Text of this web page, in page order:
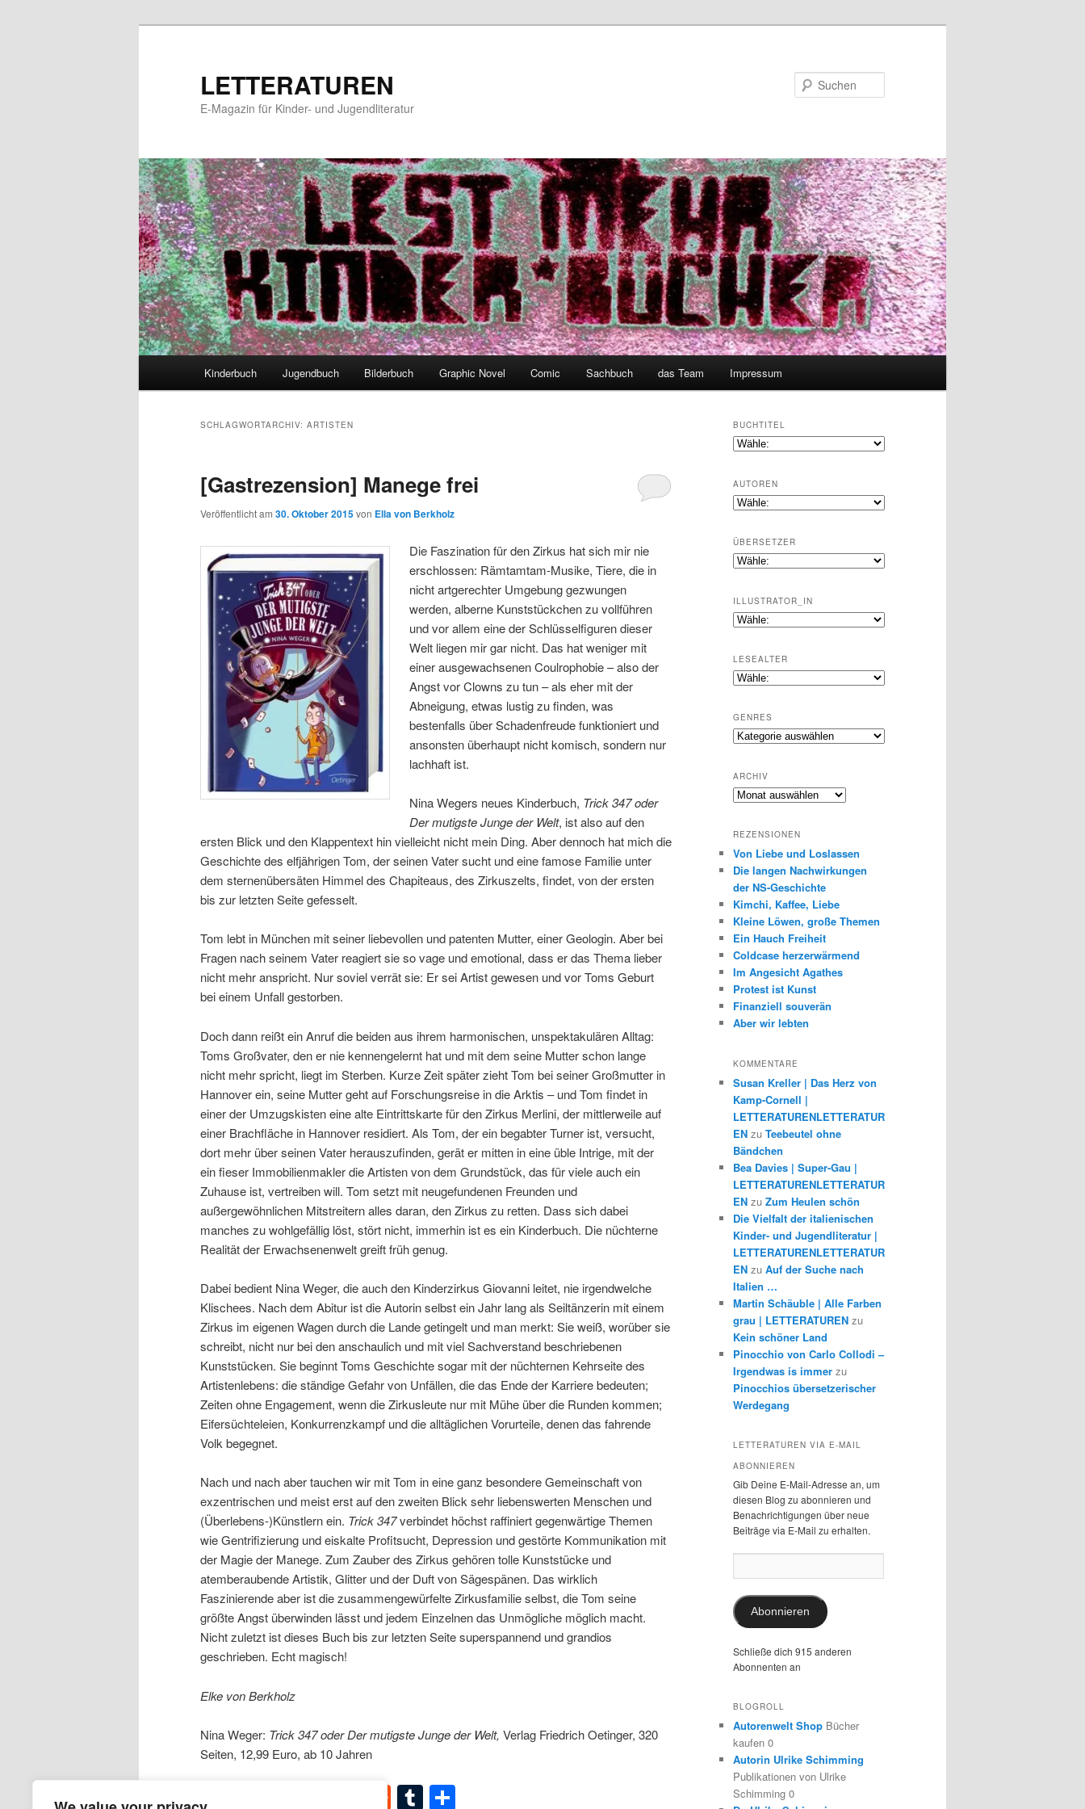
LETTERATUREN
E-Magazin für Kinder- und Jugendliteratur
Kinderbuch Jugendbuch Bilderbuch Graphic Novel Comic Sachbuch das Team Impressum
SCHLAGWORTARCHIV: ARTISTEN
[Gastrezension] Manege frei
Veröffentlicht am 30. Oktober 2015von Ella von Berkholz
Die Faszination für den Zirkus hat sich mir nie
erschlossen: Rämtamtam-Musike, Tiere, die in
nicht artgerechter Umgebung gezwungen
werden, alberne Kunststückchen zu vollführen
und vor allem eine der Schlüsselfiguren dieser
Welt liegen mir gar nicht. Das hat weniger mit
einer ausgewachsenen Coulrophobie – also der
Angst vor Clowns zu tun – als eher mit der
Abneigung, etwas lustig zu finden, was
bestenfalls über Schadenfreude funktioniert und
ansonsten überhaupt nicht komisch, sondern nur
lachhaft ist.
Nina Wegers neues Kinderbuch, Trick 347 oder
Der mutigste Junge der Welt, ist also auf den
ersten Blick und den Klappentext hin vielleicht nicht mein Ding. Aber dennoch hat mich die
Geschichte des elfjährigen Tom, der seinen Vater sucht und eine famose Familie unter
dem sternenübersäten Himmel des Chapiteaus, des Zirkuszelts, findet, von der ersten
bis zur letzten Seite gefesselt.
Tom lebt in München mit seiner liebevollen und patenten Mutter, einer Geologin. Aber bei
Fragen nach seinem Vater reagiert sie so vage und emotional, dass er das Thema lieber
nicht mehr anspricht. Nur soviel verrät sie: Er sei Artist gewesen und vor Toms Geburt
bei einem Unfall gestorben.
Doch dann reißt ein Anruf die beiden aus ihrem harmonischen, unspektakulären Alltag:
Toms Großvater, den er nie kennengelernt hat und mit dem seine Mutter schon lange
nicht mehr spricht, liegt im Sterben. Kurze Zeit später zieht Tom bei seiner Großmutter in
Hannover ein, seine Mutter geht auf Forschungsreise in die Arktis – und Tom findet in
einer der Umzugskisten eine alte Eintrittskarte für den Zirkus Merlini, der mittlerweile auf
einer Brachfläche in Hannover residiert. Als Tom, der ein begabter Turner ist, versucht,
dort mehr über seinen Vater herauszufinden, gerät er mitten in eine üble Intrige, mit der
ein fieser Immobilienmakler die Artisten von dem Grundstück, das für viele auch ein
Zuhause ist, vertreiben will. Tom setzt mit neugefundenen Freunden und
außergewöhnlichen Mitstreitern alles daran, den Zirkus zu retten. Dass sich dabei
manches zu wohlgefällig löst, stört nicht, immerhin ist es ein Kinderbuch. Die nüchterne
Realität der Erwachsenenwelt greift früh genug.
Dabei bedient Nina Weger, die auch den Kinderzirkus Giovanni leitet, nie irgendwelche
Klischees. Nach dem Abitur ist die Autorin selbst ein Jahr lang als Seiltänzerin mit einem
Zirkus im eigenen Wagen durch die Lande getingelt und man merkt: Sie weiß, worüber sie
schreibt, nicht nur bei den anschaulich und mit viel Sachverstand beschriebenen
Kunststücken. Sie beginnt Toms Geschichte sogar mit der nüchternen Kehrseite des
Artistenlebens: die ständige Gefahr von Unfällen, die das Ende der Karriere bedeuten;
Zeiten ohne Engagement, wenn die Zirkusleute nur mit Mühe über die Runden kommen;
Eifersüchteleien, Konkurrenzkampf und die alltäglichen Vorurteile, denen das fahrende
Volk begegnet.
Nach und nach aber tauchen wir mit Tom in eine ganz besondere Gemeinschaft von
exzentrischen und meist erst auf den zweiten Blick sehr liebenswerten Menschen und
(Überlebens-)Künstlern ein. Trick 347verbindet höchst raffiniert gegenwärtige Themen
wie Gentrifizierung und eiskalte Profitsucht, Depression und gestörte Kommunikation mit
der Magie der Manege. Zum Zauber des Zirkus gehören tolle Kunststücke und
atemberaubende Artistik, Glitter und der Duft von Sägespänen. Das wirklich
Faszinierende aber ist die zusammengewürfelte Zirkusfamilie selbst, die Tom seine
größte Angst überwinden lässt und jedem Einzelnen das Unmögliche möglich macht.
Nicht zuletzt ist dieses Buch bis zur letzten Seite superspannend und grandios
geschrieben. Echt magisch!
Elke von Berkholz
Nina Weger: Trick 347 oder Der mutigste Junge der Welt, Verlag Friedrich Oetinger, 320
Seiten, 12,99 Euro, ab 10 Jahren
LinkedIn
Pinterest
XING
RedditTumblr
BUCHTITEL
AUTOREN
ÜBERSETZER
ILLUSTRATOR_IN
LESEALTER
GENRES
Genres
ARCHIV
Archiv
REZENSIONEN
Von Liebe und Loslassen
Die langen Nachwirkungen
der NS-Geschichte
Kimchi, Kaffee, Liebe
Kleine Löwen, große Themen
Ein Hauch Freiheit
Coldcase herzerwärmend
Im Angesicht Agathes
Protest ist Kunst
Finanziell souverän
Aber wir lebten
KOMMENTARE
Susan Kreller | Das Herz von
Kamp-Cornell |
LETTERATURENLETTERATUR
EN zu Teebeutel ohne
Bändchen
Bea Davies | Super-Gau |
LETTERATURENLETTERATUR
EN zu Zum Heulen schön
Die Vielfalt der italienischen
Kinder- und Jugendliteratur |
LETTERATURENLETTERATUR
EN zu Auf der Suche nach
Italien …
Martin Schäuble | Alle Farben
grau | LETTERATUREN zu
Kein schöner Land
Pinocchio von Carlo Collodi –
Irgendwas is immer zu
Pinocchios übersetzerischer
Werdegang
LETTERATUREN VIA E-MAIL
ABONNIEREN
Gib Deine E-Mail-Adresse an, um
diesen Blog zu abonnieren und
Benachrichtigungen über neue
Beiträge via E-Mail zu erhalten.
Mail-
Abonnieren
Schließe dich 915 anderen
Abonnenten an
BLOGROLL
Autorenwelt Shop Bücher
kaufen 0
Autorin Ulrike Schimming
Publikationen von Ulrike
Schimming 0